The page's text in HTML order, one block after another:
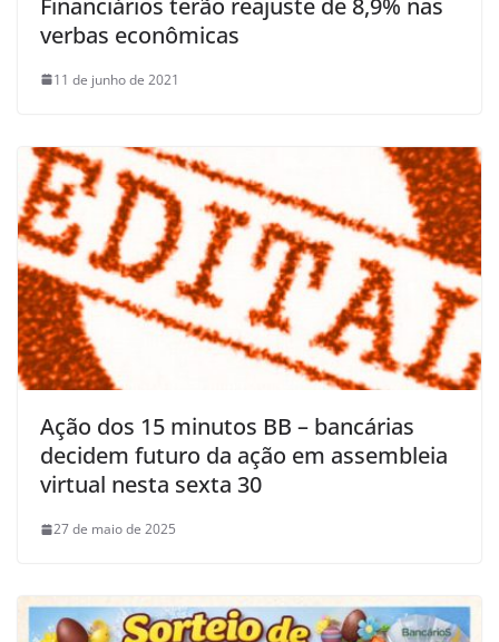
verbas econômicas
11 de junho de 2021
Ação dos 15 minutos BB – bancárias
decidem futuro da ação em assembleia
virtual nesta sexta 30
27 de maio de 2025